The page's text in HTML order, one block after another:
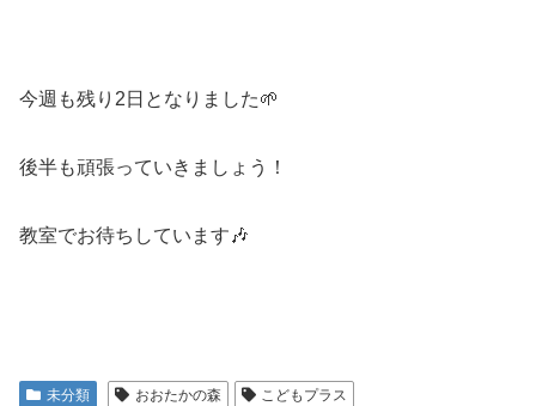
今週も残り2日となりました🌱
後半も頑張っていきましょう！
教室でお待ちしています🎶
未分類 おおたかの森
こどもプラス